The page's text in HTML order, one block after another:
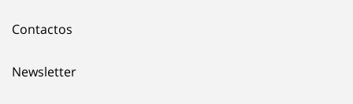
Contactos
Newsletter